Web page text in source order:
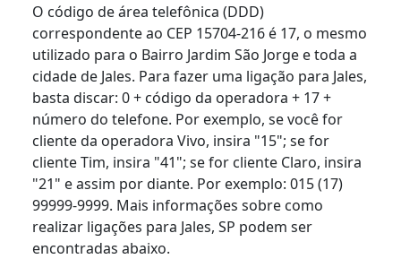
O código de área telefônica (DDD)
correspondente ao CEP 15704-216 é 17, o mesmo
utilizado para o Bairro Jardim São Jorge e toda a
cidade de Jales. Para fazer uma ligação para Jales,
basta discar: 0 + código da operadora + 17 +
número do telefone. Por exemplo, se você for
cliente da operadora Vivo, insira "15"; se for
cliente Tim, insira "41"; se for cliente Claro, insira
"21" e assim por diante. Por exemplo: 015 (17)
99999-9999. Mais informações sobre como
realizar ligações para Jales, SP podem ser
encontradas abaixo.